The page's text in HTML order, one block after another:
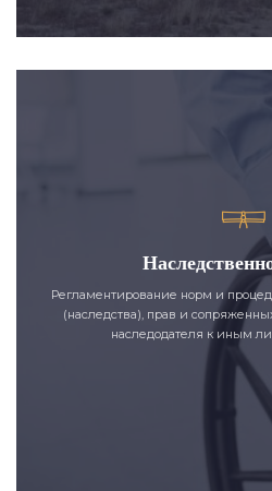
Регламентирование норм и
(наследства), прав и
наследодателя к иным